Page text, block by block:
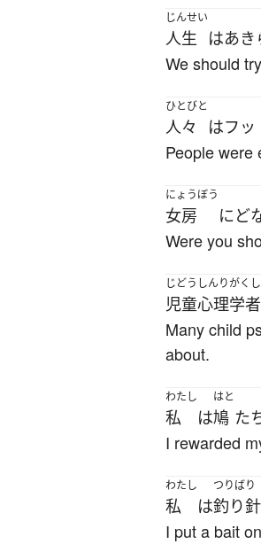
じんせい
人生 はあき
We should
ひとびと
人々 はフッ
People were
にょうぼう
女房 にど
Were you
じどうしんりがく
児童心理学者
Many child
about.
わたし
私 は
はと
鳩 た
I rewarded
わたし
私 は
つりばり
釣り針
I put a bait